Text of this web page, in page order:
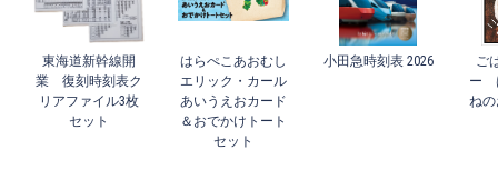
東海道新幹線開
業 復刻時刻表ク
リアファイル3枚
セット
はらぺこあおむし
エリック・カール
あいうえおカード
＆おでかけトート
セット
小田急時刻表 2026
ご
ー
ね